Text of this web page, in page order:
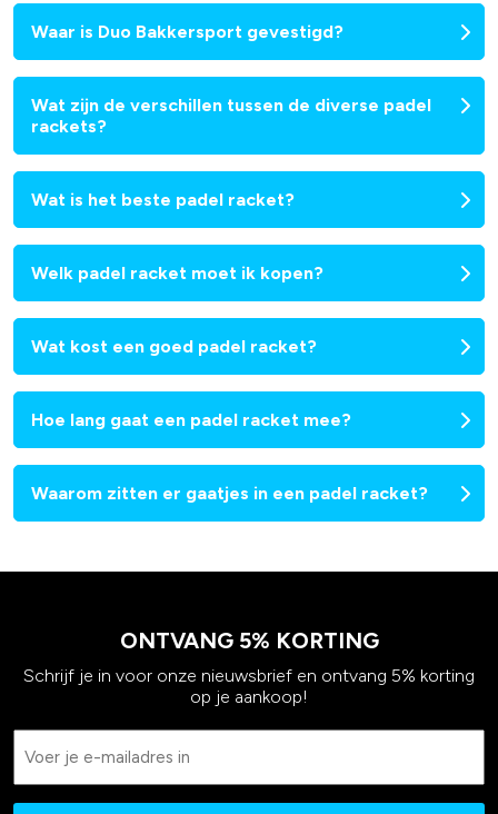
Waar is Duo Bakkersport gevestigd?
Wat zijn de verschillen tussen de diverse padel
rackets?
Wat is het beste padel racket?
Welk padel racket moet ik kopen?
Wat kost een goed padel racket?
Hoe lang gaat een padel racket mee?
Waarom zitten er gaatjes in een padel racket?
ONTVANG 5% KORTING
Schrijf je in voor onze nieuwsbrief en ontvang 5% korting
op je aankoop!